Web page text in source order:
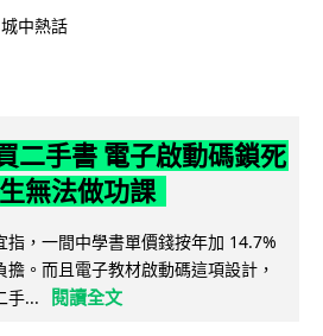
城中熱話
二手書 電子啟動碼鎖死
無法做功課
指，一間中學書單價錢按年加 14.7%
。而且電子教材啟動碼這項設計，
手...
閱讀全文